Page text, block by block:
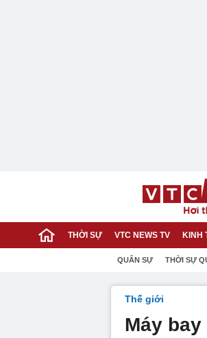
THỜI SỰ VTC NEWS TV KINH
QUÂN SỰ THỜI SỰ
Thế giới
Máy